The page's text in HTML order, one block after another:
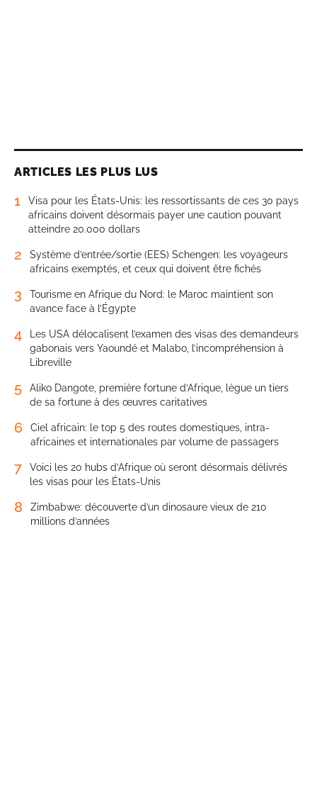
ARTICLES LES PLUS LUS
1
Visa pour les États-Unis: les ressortissants de ces 30 pays
africains doivent désormais payer une caution pouvant
atteindre 20.000 dollars
2
Système d’entrée/sortie (EES) Schengen: les voyageurs
africains exemptés, et ceux qui doivent être fichés
3
Tourisme en Afrique du Nord: le Maroc maintient son
avance face à l’Égypte
4
Les USA délocalisent l’examen des visas des demandeurs
gabonais vers Yaoundé et Malabo, l’incompréhension à
Libreville
5
Aliko Dangote, première fortune d’Afrique, lègue un tiers
de sa fortune à des œuvres caritatives
6
Ciel africain: le top 5 des routes domestiques, intra-
africaines et internationales par volume de passagers
7
Voici les 20 hubs d’Afrique où seront désormais délivrés
les visas pour les États-Unis
8
Zimbabwe: découverte d’un dinosaure vieux de 210
millions d’années